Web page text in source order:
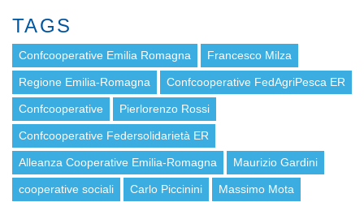
TAGS
Confcooperative Emilia Romagna Francesco Milza
Regione Emilia-Romagna Confcooperative FedAgriPesca ER
Confcooperative Pierlorenzo Rossi
Confcooperative Federsolidarietà ER
Alleanza Cooperative Emilia-Romagna Maurizio Gardini
cooperative sociali Carlo Piccinini Massimo Mota